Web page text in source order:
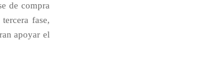
de compra
fase,
apoyar el